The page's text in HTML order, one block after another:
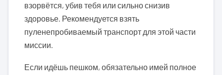
взорвётся, убив тебя или сильно снизив
здоровье. Рекомендуется взять
пуленепробиваемый транспорт для этой части
миссии.
Если идёшь пешком, обязательно имей полное